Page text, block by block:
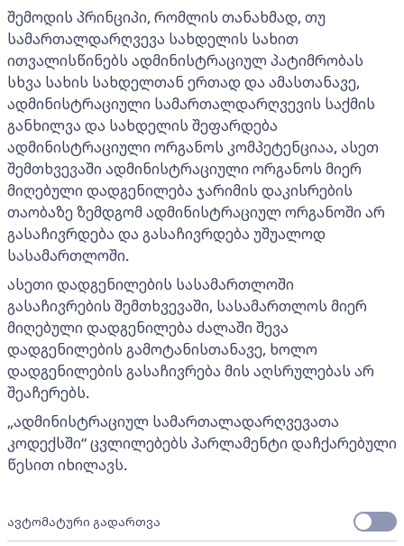
შემოდის პრინციპი, რომლის თანახმად, თუ
სამართალდარღვევა სახდელის სახით
ითვალისწინებს ადმინისტრაციულ პატიმრობას
სხვა სახის სახდელთან ერთად და ამასთანავე,
ადმინისტრაციული სამართალდარღვევის საქმის
განხილვა და სახდელის შეფარდება
ადმინისტრაციული ორგანოს კომპეტენციაა, ასეთ
შემთხვევაში ადმინისტრაციული ორგანოს მიერ
მიღებული დადგენილება ჯარიმის დაკისრების
თაობაზე ზემდგომ ადმინისტრაციულ ორგანოში არ
გასაჩივრდება და გასაჩივრდება უშუალოდ
სასამართლოში.
ასეთი დადგენილების სასამართლოში
გასაჩივრების შემთხვევაში, სასამართლოს მიერ
მიღებული დადგენილება ძალაში შევა
დადგენილების გამოტანისთანავე, ხოლო
დადგენილების გასაჩივრება მის აღსრულებას არ
შეაჩერებს.
„ადმინისტრაციულ სამართალადარღვევათა
კოდექსში“ ცვლილებებს პარლამენტი დაჩქარებული
წესით იხილავს.
ავტომატური გადართვა